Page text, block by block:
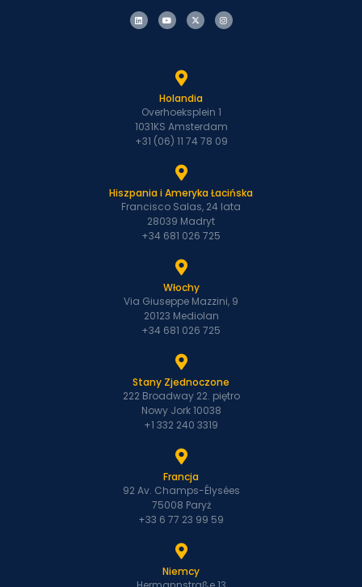
Holandia
Overhoeksplein 1
1031KS Amsterdam
+31 (06) 11 74 78 09
Hiszpania i Ameryka Łacińska
Francisco Salas, 24 lata
28039 Madryt
+34 681 026 725
Włochy
Via Giuseppe Mazzini, 9
20123 Mediolan
+34 681 026 725
Stany Zjednoczone
222 Broadway 22. piętro
Nowy Jork 10038
+1 332 240 3319
Francja
92 Av. Champs-Élysées
75008 Paryż
+33 6 77 23 99 59
Niemcy